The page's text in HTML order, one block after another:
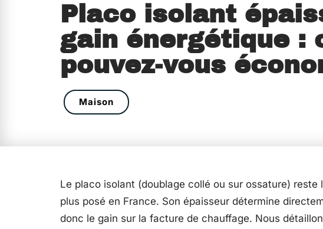
Placo isolant
gain énergétique :
pouvez-vous
Maison
Le placo isolant (doublage collé ou sur ossature) reste
plus posé en France. Son épaisseur détermine
donc le gain sur la facture de chauffage. Nous